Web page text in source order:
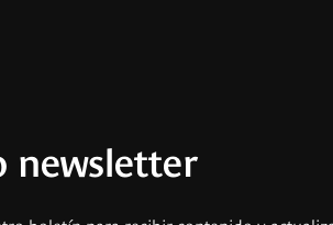
newsletter